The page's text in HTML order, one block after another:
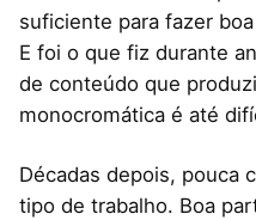
suficiente para fazer
E foi o que fiz durante
de conteúdo que
monocromática é até
Décadas depois, pouca
tipo de trabalho. Boa